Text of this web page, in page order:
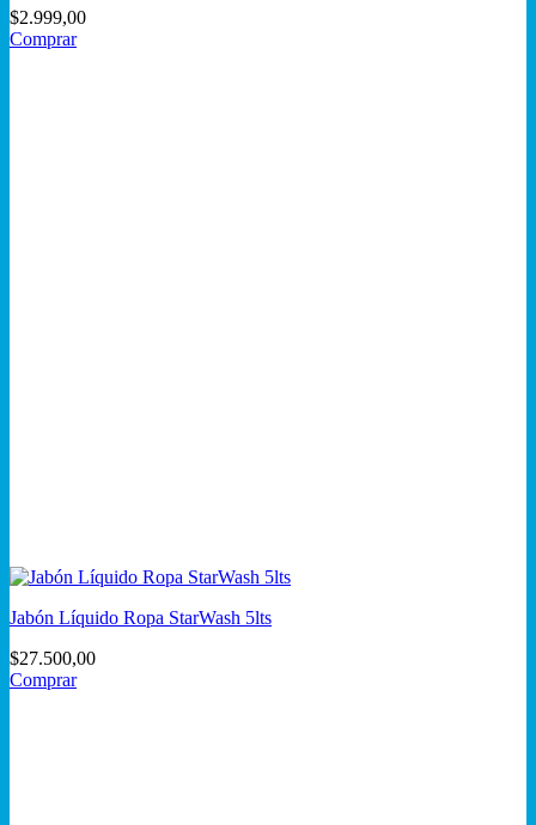
$2.999,00
Comprar
Jabón Líquido Ropa StarWash 5lts
$27.500,00
Comprar